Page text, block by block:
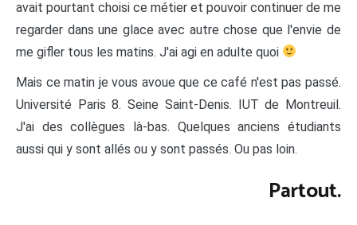
avait pourtant choisi ce métier et pouvoir continuer de me
regarder dans une glace avec autre chose que l'envie de
me gifler tous les matins. J'ai agi en adulte quoi
Mais ce matin je vous avoue que ce café n'est pas passé.
Université Paris 8. Seine Saint-Denis. IUT de Montreuil.
J'ai des collègues là-bas. Quelques anciens étudiants
aussi qui y sont allés ou y sont passés. Ou pas loin.
Partout.